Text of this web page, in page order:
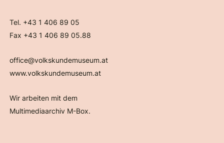
Tel. +43 1 406 89 05
Fax +43 1 406 89 05.88
office@volkskundemuseum.at
www.volkskundemuseum.at
Wir arbeiten mit dem
Multimediaarchiv M-Box.